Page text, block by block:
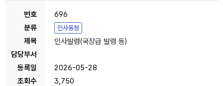
696
인사동정
인사발령(국장급 발령 등)
2026-05-28
3,750